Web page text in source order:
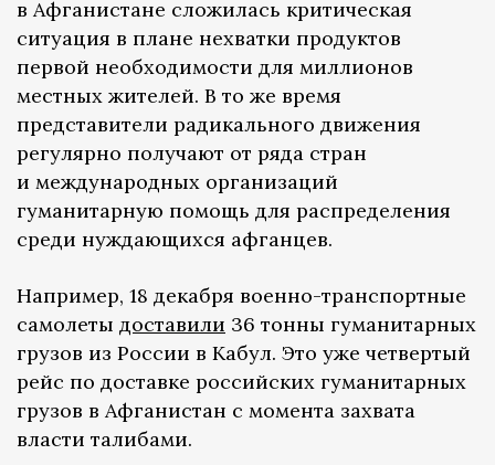
в Афганистане сложилась критическая
ситуация в плане нехватки продуктов
первой необходимости для миллионов
местных жителей. В то же время
представители радикального движения
регулярно получают от ряда стран
и международных организаций
гуманитарную помощь для распределения
среди нуждающихся афганцев.
Например, 18 декабря военно-транспортные
самолеты доставили 36 тонны гуманитарных
грузов из России в Кабул. Это уже четвертый
рейс по доставке российских гуманитарных
грузов в Афганистан с момента захвата
власти талибами.